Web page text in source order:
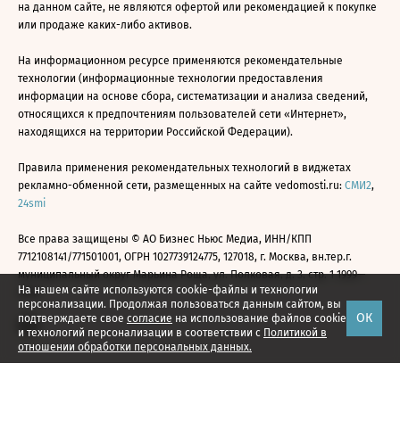
На нашем сайте используются cookie-файлы и технологии
персонализации. Продолжая пользоваться данным сайтом, вы
подтверждаете свое согласие на использование файлов cookie
и технологий персонализации в соответствии с Политикой в
отношении обработки персональных данных.
ОК
на данном сайте, не являются офертой или рекомендацией к покупке
или продаже каких-либо активов.
На информационном ресурсе применяются рекомендательные
технологии (информационные технологии предоставления
информации на основе сбора, систематизации и анализа сведений,
относящихся к предпочтениям пользователей сети «Интернет»,
находящихся на территории Российской Федерации).
Правила применения рекомендательных технологий в виджетах
рекламно-обменной сети, размещенных на сайте vedomosti.ru: СМИ2,
24smi
Все права защищены © АО Бизнес Ньюс Медиа, ИНН/КПП
7712108141/771501001, ОГРН 1027739124775, 127018, г. Москва, вн.тер.г.
муниципальный округ Марьина Роща, ул. Полковая, д. 3, стр. 1 1999—
2026